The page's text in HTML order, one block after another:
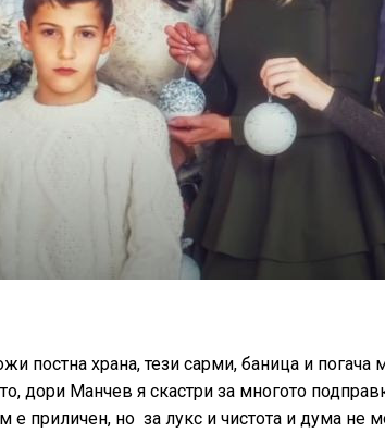
храна, тези сарми, баница и погача
дори Манчев я скастри за многото
е приличен, но за лукс и чистота и дума не